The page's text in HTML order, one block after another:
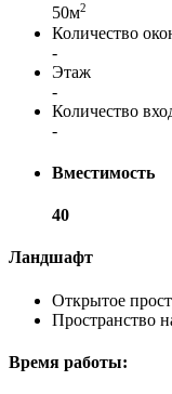
50м2
Количество
-
Этаж
-
Количество
-
Вместимость
40
Ландшафт
Открытое
Пространство
Время работы: